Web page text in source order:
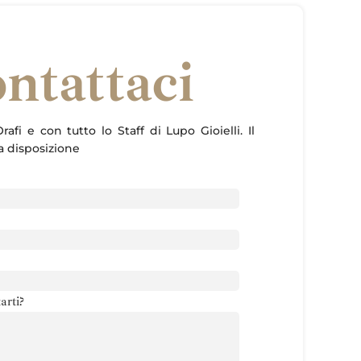
e con tutto lo Staff di Lupo Gioielli. Il
disposizione